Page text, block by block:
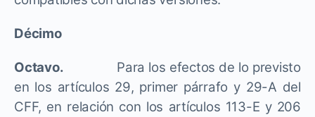
Décimo
Octavo. Para los efectos de lo previsto
en los artículos 29, primer párrafo y 29-A del
CFF, en relación con los artículos 113-E y 206